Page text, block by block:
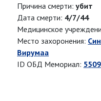
Причина смерти: убит
Дата смерти: 4/7/44
Медицинское
Место захоронения:
Вирумаа
ID ОБД Мемориал: